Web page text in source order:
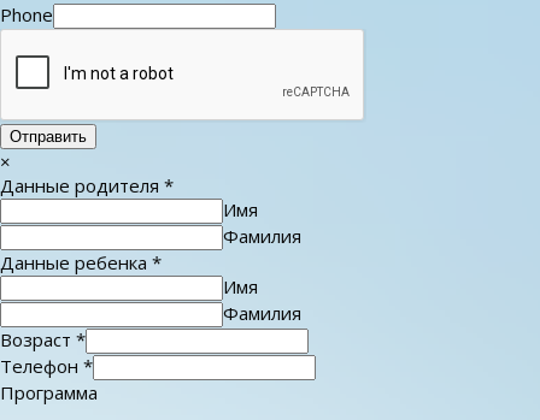
Phone
Отправить
×
Данные родителя *
Имя
Фамилия
Данные ребенка *
Имя
Фамилия
Возраст *
Телефон *
Программа